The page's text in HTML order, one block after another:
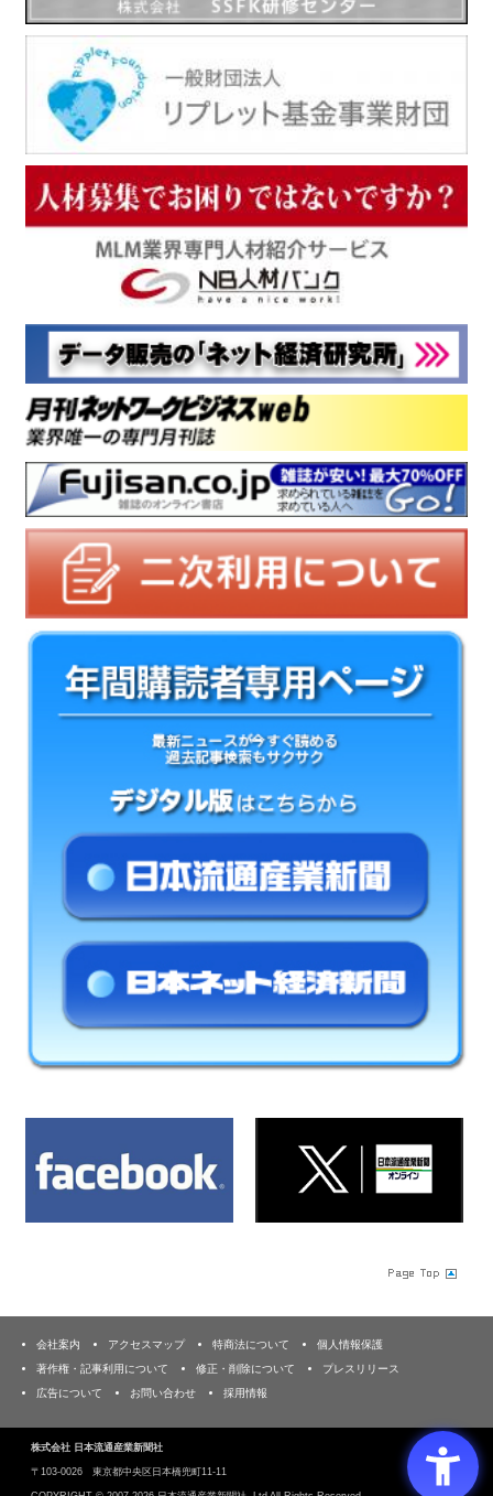
会社案内 アクセスマップ 特商法について
個人情報保護
著作権・記事利用について
修正・削除について
プレスリリース
広告について
お問い合わせ 採用情報
株式会社 日本流通産業新聞社
〒103‐0026 東京都中央区日本橋兜町11-11